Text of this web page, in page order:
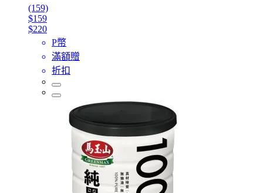
(159)
$159
$220
P幣
滿額贈
折扣